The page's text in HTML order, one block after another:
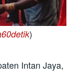
)
Intan Jaya,